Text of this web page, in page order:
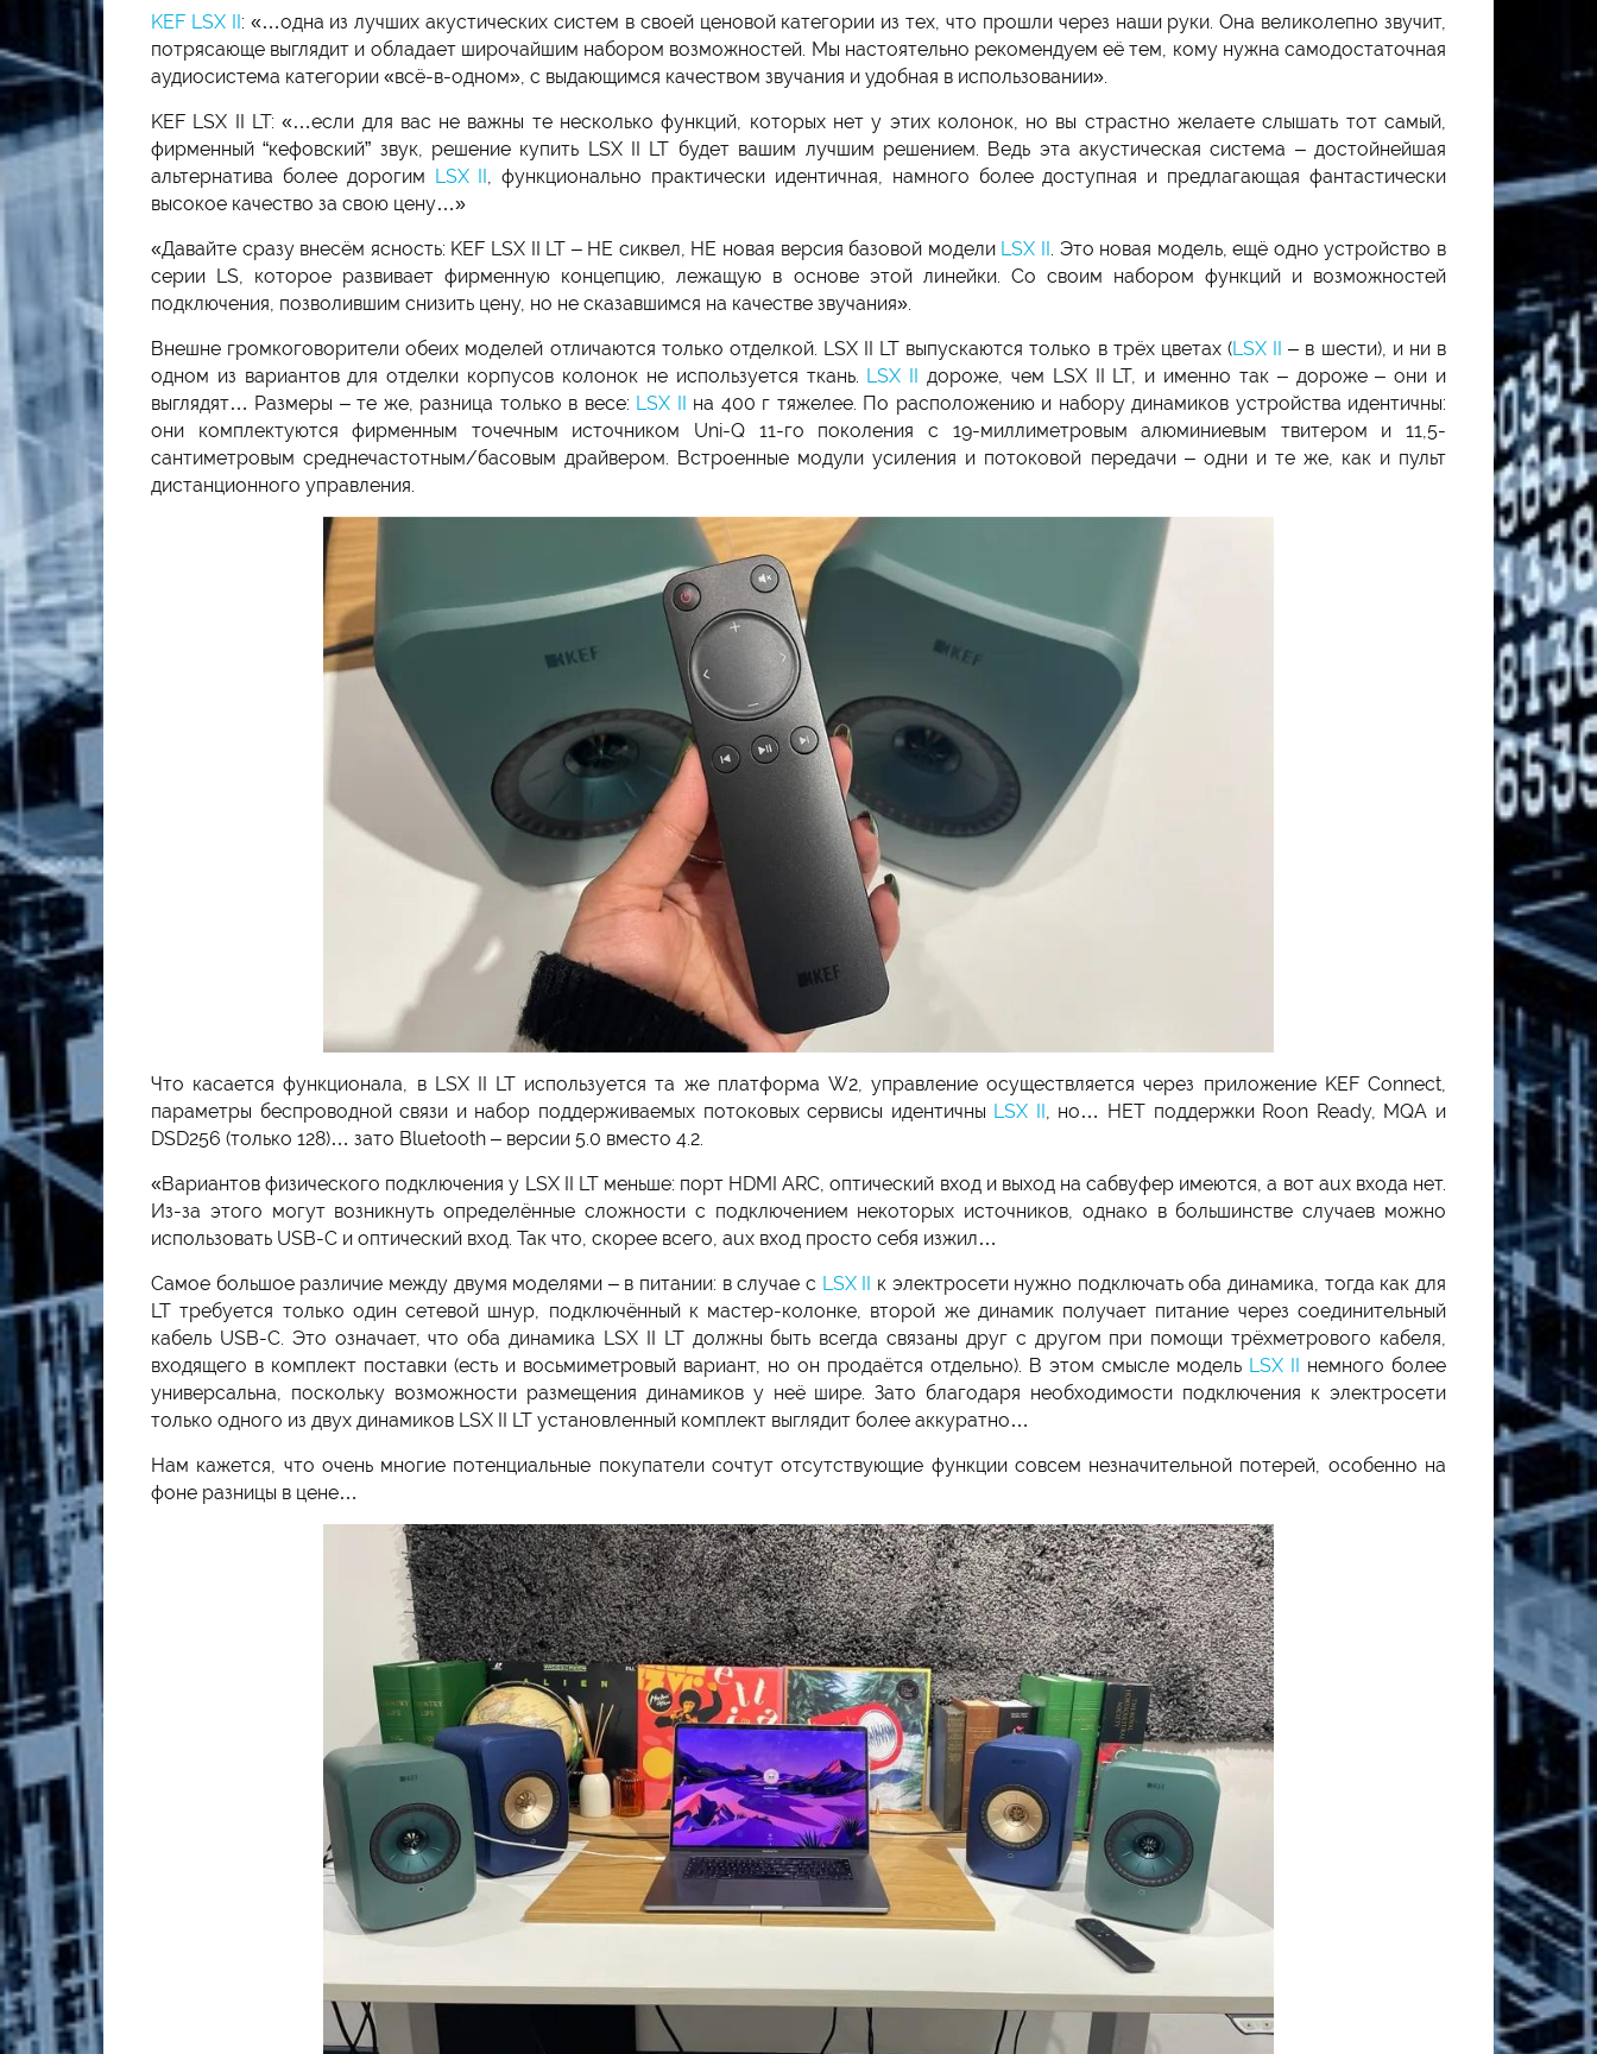
KEF LSX II : «…одна из лучших акустических систем в своей ценовой категории из тех, что прошли через наши руки. Она великолепно звучит,
потрясающе выглядит и обладает широчайшим набором возможностей. Мы настоятельно рекомендуем её тем, кому нужна самодостаточная
аудиосистема категории «всё-в-одном», с выдающимся качеством звучания и удобная в использовании».
KEF LSX II LT: «…если для вас не важны те несколько функций, которых нет у этих колонок, но вы страстно желаете слышать тот самый,
фирменный “кефовский” звук, решение купить LSX II LT будет вашим лучшим решением. Ведь эта акустическая система – достойнейшая
альтернатива более дорогим LSX II , функционально практически идентичная, намного более доступная и предлагающая фантастически
высокое качество за свою цену…»
«Давайте сразу внесём ясность: KEF LSX II LT – НЕ сиквел, НЕ новая версия базовой модели LSX II . Это новая модель, ещё одно устройство в
серии LS, которое развивает фирменную концепцию, лежащую в основе этой линейки. Со своим набором функций и возможностей
подключения, позволившим снизить цену, но не сказавшимся на качестве звучания».
Внешне громкоговорители обеих моделей отличаются только отделкой. LSX II LT выпускаются только в трёх цветах (LSX II
– в шести), и ни в
одном из вариантов для отделки корпусов колонок не используется ткань. LSX II
дороже, чем LSX II LT, и именно так – дороже – они и
выглядят… Размеры – те же, разница только в весе: LSX II
на 400 г тяжелее. По расположению и набору динамиков устройства идентичны:
они комплектуются фирменным точечным источником Uni-Q 11-го поколения с 19-миллиметровым алюминиевым твитером и 11,5-
сантиметровым среднечастотным/басовым драйвером. Встроенные модули усиления и потоковой передачи – одни и те же, как и пульт
дистанционного управления.
Что касается функционала, в LSX II LT используется та же платформа W2, управление осуществляется через приложение KEF Connect,
параметры беспроводной связи и набор поддерживаемых потоковых сервисы идентичны LSX II , но… НЕТ поддержки Roon Ready, MQA и
DSD256 (только 128)… зато Bluetooth – версии 5.0 вместо 4.2.
«Вариантов физического подключения у LSX II LT меньше: порт HDMI ARC, оптический вход и выход на сабвуфер имеются, а вот aux входа нет.
Из-за этого могут возникнуть определённые сложности с подключением некоторых источников, однако в большинстве случаев можно
использовать USB-C и оптический вход. Так что, скорее всего, aux вход просто себя изжил…
Самое большое различие между двумя моделями – в питании: в случае с LSX II к электросети нужно подключать оба динамика, тогда как для
LT требуется только один сетевой шнур, подключённый к мастер-колонке, второй же динамик получает питание через соединительный
кабель USB-C. Это означает, что оба динамика LSX II LT должны быть всегда связаны друг с другом при помощи трёхметрового кабеля,
входящего в комплект поставки (есть и восьмиметровый вариант, но он продаётся отдельно). В этом смысле модель LSX II немного более
универсальна, поскольку возможности размещения динамиков у неё шире. Зато благодаря необходимости подключения к электросети
только одного из двух динамиков LSX II LT установленный комплект выглядит более аккуратно…
Нам кажется, что очень многие потенциальные покупатели сочтут отсутствующие функции совсем незначительной потерей, особенно на
фоне разницы в цене…